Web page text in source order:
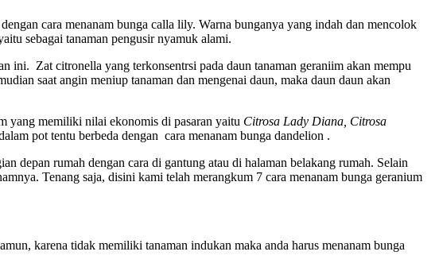
cara menanam bunga calla lily. Warna bunganya yang indah dan mencolok
sebagai tanaman pengusir nyamuk alami.
ini. Zat citronella yang terkonsentrsi pada daun tanaman geraniim akan mempu
saat angin meniup tanaman dan mengenai daun, maka daun daun akan
yang memiliki nilai ekonomis di pasaran yaitu Citrosa Lady Diana, Citrosa
pot tentu berbeda dengan cara menanam bunga dandelion .
depan rumah dengan cara di gantung atau di halaman belakang rumah. Selain
Tenang saja, disini kami telah merangkum 7 cara menanam bunga geranium
karena tidak memiliki tanaman indukan maka anda harus menanam bunga